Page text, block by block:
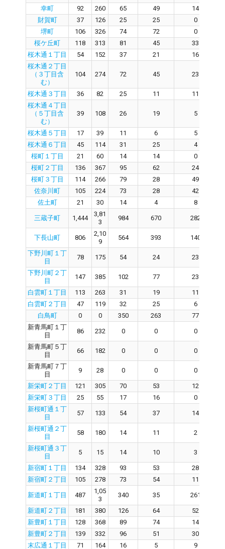
幸町
92 260 65 49
14
財賀町
37 126 25 25
0
堺町
106 326 74 72
0
桜ケ丘町
118 313 81 45
33
桜木通１丁目
54 152 37 21
16
桜木通２丁目
（３丁目含
む）
104 274 72 45 23
桜木通３丁目 36 82 25 11
11
桜木通４丁目
（５丁目含
む）
39 108 26 19 5
桜木通５丁目 17 39 11 6
5
桜木通６丁目
45 114 31 25
4
桜町１丁目
21 60 14 14
0
桜町２丁目
136 367 95 62
24
桜町３丁目
114 266 79 28
49
佐奈川町
105 224 73 28
42
佐土町
21 30 14 4 8
三蔵子町 1,444
3,81
3
984 670 282
下長山町 806
2,10
9
564 393 140
下野川町１丁
目
78 175 54 24 23
下野川町２丁
目
147 385 102 77 23
白雲町１丁目 113 263 31 19
11
白雲町２丁目
47 119 32 25
6
白鳥町
0 0 350 263
77
新青馬町１丁
目
86 232 0 0 0
新青馬町５丁
目
66 182 0 0 0
新青馬町７丁
目
9 28 0 0 0
新栄町２丁目 121 305 70 53
12
新栄町３丁目
25 55 17 16
0
新桜町通１丁
目
57 133 54 37 14
新桜町通２丁
目
58 180 14 11 2
新桜町通３丁
目
5 15 14 10 3
新宿町１丁目 134 328 93 53
28
新宿町２丁目
105 278 73 54 11
新道町１丁目 487
1,05
3
340 35 261
新道町２丁目 181 380 126 64
52
新豊町１丁目
128 368 89 74
14
新豊町２丁目
139 332 96 51
30
末広通１丁目
71 164 16 5
9